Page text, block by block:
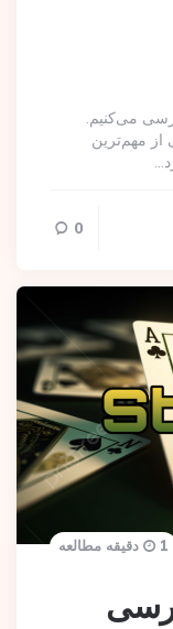
می‌کنیم.
از مهم‌ترین
0
1 دقیقه مطالعه